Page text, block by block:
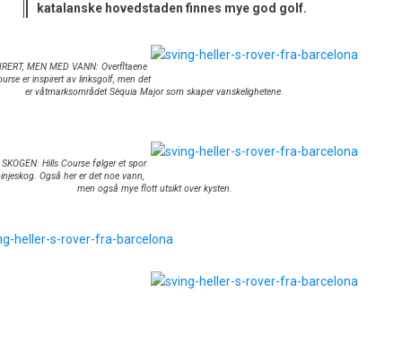
katalanske hovedstaden finnes mye god golf.
MEN MED VANN: Overfltaene
er inspirert av linksgolf, men det
er våtmarksområdet Sèquia Major som skaper vanskelighetene.
Hills Course følger et spor
Også her er det noe vann,
men også mye flott utsikt over kysten.